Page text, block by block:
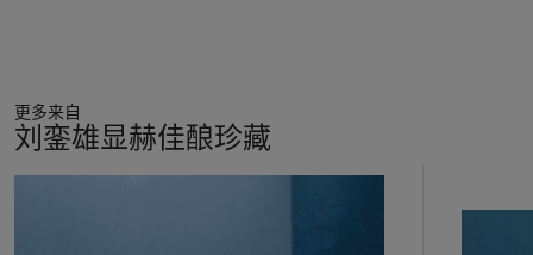
更多来自
刘銮雄显赫佳酿珍藏
11